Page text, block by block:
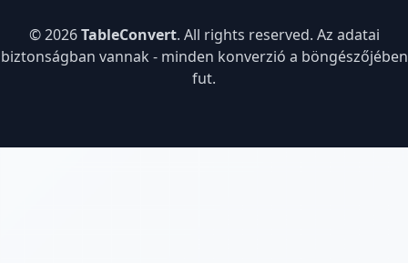
© 2026TableConvert. All rights reserved. Az adatai
biztonságban vannak - minden konverzió a böngészőjében
fut.